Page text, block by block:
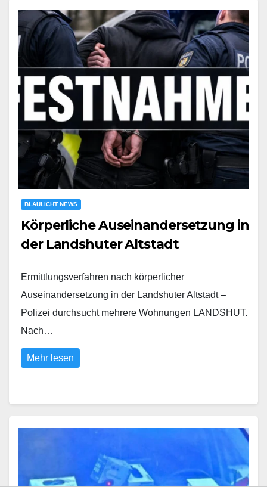
BLAULICHT NEWS
Körperliche Auseinandersetzung in
der Landshuter Altstadt
Ermittlungsverfahren nach körperlicher
Auseinandersetzung in der Landshuter Altstadt –
Polizei durchsucht mehrere Wohnungen LANDSHUT.
Nach…
Mehr lesen